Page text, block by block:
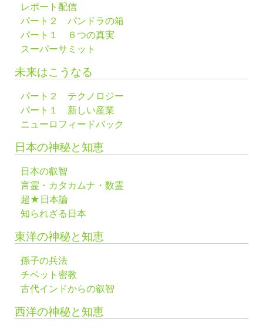
レポート配信
パート２ パンドラの箱
パート１ ６つの真実
スーパーサミット
未来はこうなる
パート２ テクノロジー
パート１ 新しい産業
ニューロフィードバック
日本の神秘と知恵
日本の叡智
言霊・カタカムナ・数霊
超★日本論
知られざる日本
東洋の神秘と知恵
孫子の兵法
チベット密教
古代インドからの叡智
西洋の神秘と知恵